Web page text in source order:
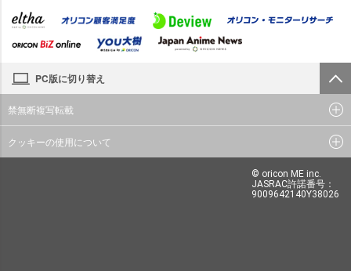
PC版に切り替え
禁無断複写転載
クッキーの使用について
© oricon ME inc.
JASRAC許諾番号：
9009642140Y38026